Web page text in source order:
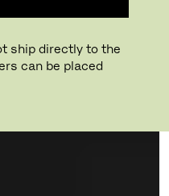
ship directly to the
can be placed